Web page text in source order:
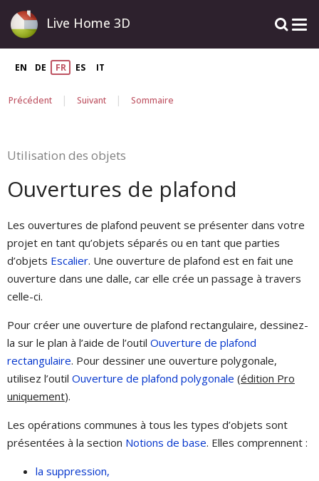
Live Home 3D
EN DE FR ES IT
Précédent | Suivant | Sommaire
Utilisation des objets
Ouvertures de plafond
Les ouvertures de plafond peuvent se présenter dans votre
projet en tant qu’objets séparés ou en tant que parties
d’objets Escalier. Une ouverture de plafond est en fait une
ouverture dans une dalle, car elle crée un passage à travers
celle-ci.
Pour créer une ouverture de plafond rectangulaire, dessinez-
la sur le plan à l’aide de l’outil Ouverture de plafond
rectangulaire. Pour dessiner une ouverture polygonale,
utilisez l’outil Ouverture de plafond polygonale (édition Pro
uniquement).
Les opérations communes à tous les types d’objets sont
présentées à la section Notions de base. Elles comprennent :
la suppression,